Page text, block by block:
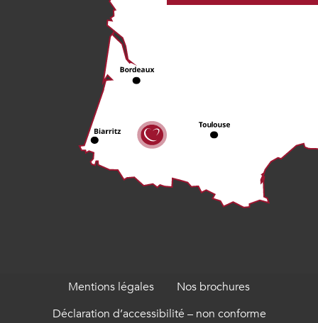
Mentions légales
Nos brochures
Déclaration d’accessibilité – non conforme